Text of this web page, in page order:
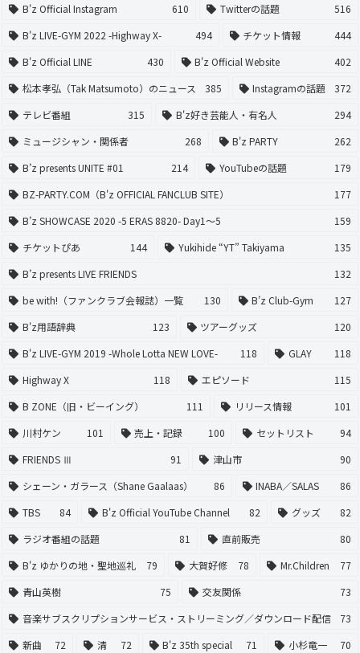
B'z Official Instagram
610 Twitterの話題
516
B'z LIVE-GYM 2022 -Highway X-
494 チケット情報
444
B'z Official LINE
430 B'z Official Website
402
松本孝弘（Tak Matsumoto）のニュース
385 Instagramの話題
372
テレビ番組
315 B'z好き芸能人・有名人
294
ミュージシャン・関係者
268 B'z PARTY
262
B’z presents UNITE #01
214 YouTubeの話題
179
BZ-PARTY.COM（B'z OFFICIAL FANCLUB SITE）
177
B’z SHOWCASE 2020 -5 ERAS 8820- Day1〜5
159
チケットぴあ
144 Yukihide “YT” Takiyama
135
B’z presents LIVE FRIENDS
132
be with!（ファンクラブ会報誌）一覧
130 B’z Club-Gym
127
B'z用語辞典
123 ツアーグッズ
120
B'z LIVE-GYM 2019 -Whole Lotta NEW LOVE-
118 GLAY
118
Highway X
118 エピソード
115
B ZONE（旧・ビーイング）
111 リリース情報
101
川村ケン
101 売上・記録 100 セットリスト
94
FRIENDS Ⅲ
91 津山市
90
シェーン・ガラース（Shane Gaalaas）
86 INABA／SALAS
86
TBS
84 B'z Official YouTube Channel 82 グッズ
82
ラジオ番組の話題
81 直前販売
80
B'z ゆかりの地・聖地巡礼
79 大賀好修 78 Mr.Children
77
青山英樹
75 交友関係
73
音楽サブスクリプションサービス・ストリーミング／ダウンロード配信
73
新曲
72 清 72 B'z 35th special 71 小杉竜一
70